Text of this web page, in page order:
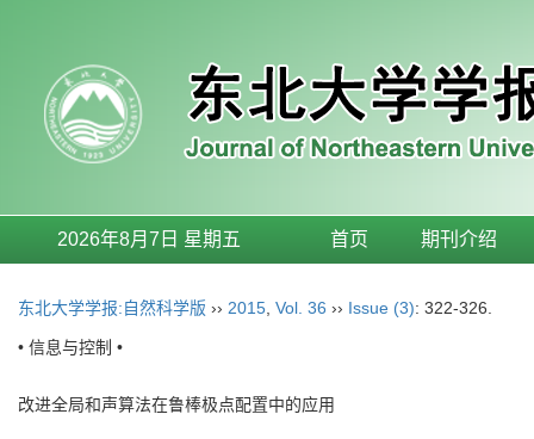
2026年8月7日 星期五 首页 期刊介绍
东北大学学报:自然科学版 ›› 2015 Vol. 36 ›› Issue (3): 322-326.
• 信息与控制 •
改进全局和声算法在鲁棒极点配置中的应用